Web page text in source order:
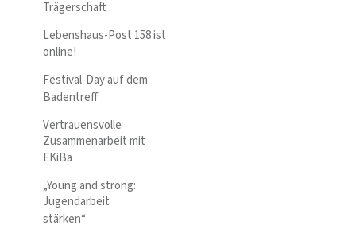
Trägerschaft
Lebenshaus-Post 158 ist
online!
Festival-Day auf dem
Badentreff
Vertrauensvolle
Zusammenarbeit mit
EKiBa
„Young and strong:
Jugendarbeit
stärken“